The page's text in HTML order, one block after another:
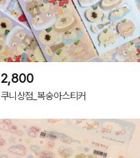
2,800
쿠니상점_복숭아스티커